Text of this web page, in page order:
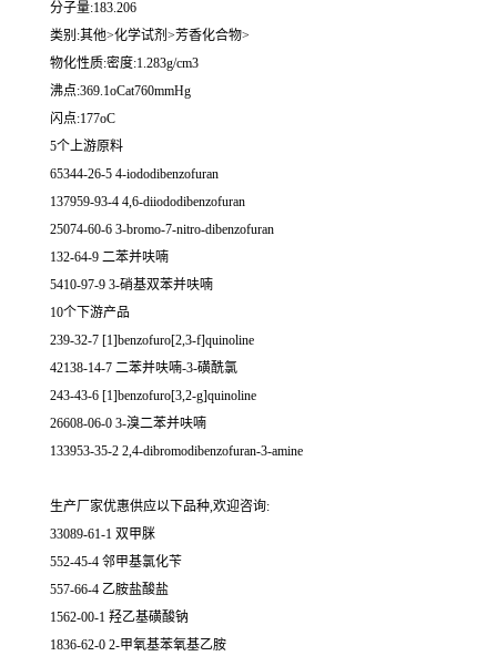
分子量:183.206
类别:其他>化学试剂>芳香化合物>
物化性质:密度:1.283g/cm3
沸点:369.1oCat760mmHg
闪点:177oC
5个上游原料
65344-26-5 4-iododibenzofuran
137959-93-4 4,6-diiododibenzofuran
25074-60-6 3-bromo-7-nitro-dibenzofuran
132-64-9 二苯并呋喃
5410-97-9 3-硝基双苯并呋喃
10个下游产品
239-32-7 [1]benzofuro[2,3-f]quinoline
42138-14-7 二苯并呋喃-3-磺酰氯
243-43-6 [1]benzofuro[3,2-g]quinoline
26608-06-0 3-溴二苯并呋喃
133953-35-2 2,4-dibromodibenzofuran-3-amine
生产厂家优惠供应以下品种,欢迎咨询:
33089-61-1 双甲脒
552-45-4 邻甲基氯化苄
557-66-4 乙胺盐酸盐
1562-00-1 羟乙基磺酸钠
1836-62-0 2-甲氧基苯氧基乙胺